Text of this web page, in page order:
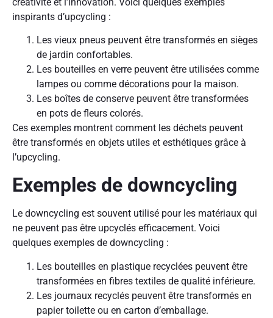
inspirants d’upcycling :
Les vieux pneus peuvent être transformés en sièges
de jardin confortables.
Les bouteilles en verre peuvent être utilisées comme
lampes ou comme décorations pour la maison.
Les boîtes de conserve peuvent être transformées
en pots de fleurs colorés.
Ces exemples montrent comment les déchets peuvent
être transformés en objets utiles et esthétiques grâce à
l’upcycling.
Exemples de downcycling
Le downcycling est souvent utilisé pour les matériaux qui
ne peuvent pas être upcyclés efficacement. Voici
quelques exemples de downcycling :
Les bouteilles en plastique recyclées peuvent être
transformées en fibres textiles de qualité inférieure.
Les journaux recyclés peuvent être transformés en
papier toilette ou en carton d’emballage.